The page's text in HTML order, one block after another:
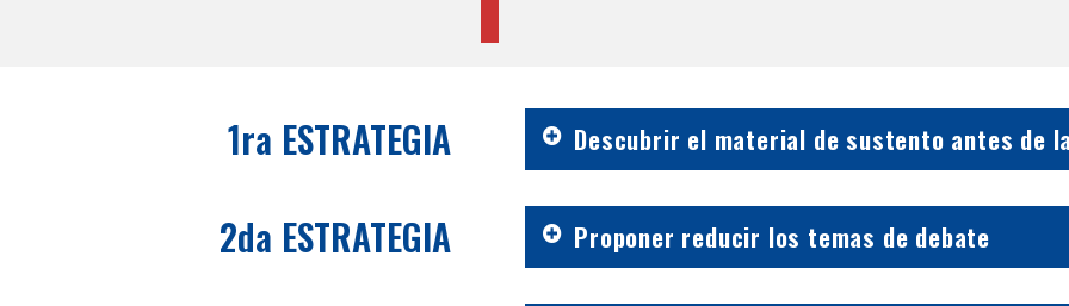
1ra ESTRATEGIA Descubrir el material de sustento antes de
2da ESTRATEGIA Proponer reducir los temas de debate